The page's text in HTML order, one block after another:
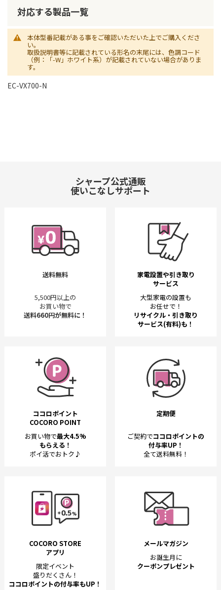
対応する製品一覧
本体型番記載がある事をご確認いただいた上でご購入くださ
い。
取扱説明書等に記載されている形名の末尾には、色調コード
（例：「-W」ホワイト系）が記載されていない場合がありま
す。
EC-VX700-N
シャープ公式通販
使いこなしサポート
送料無料
5,500円以上の
お買い物で
送料660円が無料に！
家電設置や引き取り
サービス
大型家電の設置も
お任せで！
リサイクル・引き取り
サービス(有料)も！
ココロポイント
COCORO POINT
お買い物で最大4.5%
もらえる！
ポイ活でおトク♪
定期便
ご契約でココロポイントの
付与率UP！
全て送料無料！
COCORO STORE
アプリ
限定イベント
盛りだくさん！
ココロポイントの付与率もUP！
メールマガジン
お誕生月に
クーポンプレゼント